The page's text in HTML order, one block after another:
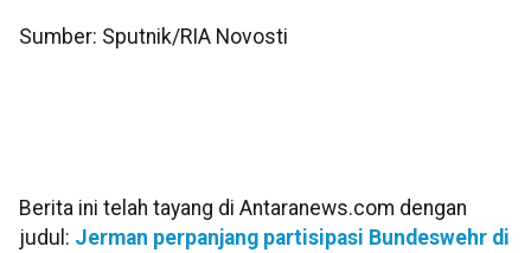
Sumber: Sputnik/RIA Novosti
Berita ini telah tayang di Antaranews.com dengan
judul: Jerman perpanjang partisipasi Bundeswehr di